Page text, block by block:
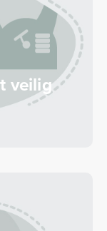
veilig